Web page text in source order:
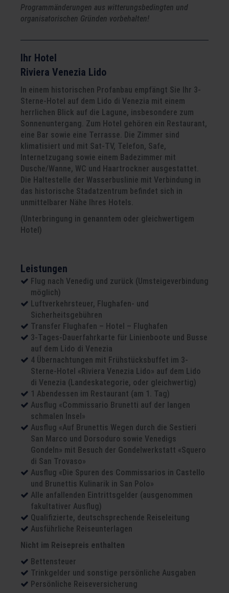
Programmänderungen aus witterungsbedingten und
organisatorischen Gründen vorbehalten!
Ihr Hotel
Riviera Venezia Lido
In einem historischen Profanbau empfängt Sie Ihr 3-
Sterne-Hotel auf dem Lido di Venezia mit einem
herrlichen Blick auf die Lagune, insbesondere zum
Sonnenuntergang. Zum Hotel gehören ein Restaurant,
eine Bar sowie eine Terrasse. Die Zimmer sind
klimatisiert und mit Sat-TV, Telefon, Safe,
Internetzugang sowie einem Badezimmer mit
Dusche/Wanne, WC und Haartrockner ausgestattet.
Die Haltestelle der Wasserbuslinie mit Verbindung in
das historische Stadatzentrum befindet sich in
unmittelbarer Nähe Ihres Hotels.
(Unterbringung in genanntem oder gleichwertigem
Hotel)
Leistungen
Flug nach Venedig und zurück (Umsteigeverbindung
möglich)
Luftverkehrsteuer, Flughafen- und
Sicherheitsgebühren
Transfer Flughafen – Hotel – Flughafen
3-Tages-Dauerfahrkarte für Linienboote und Busse
auf dem Lido di Venezia
4 Übernachtungen mit Frühstücksbuffet im 3-
Sterne-Hotel «Riviera Venezia Lido» auf dem Lido
di Venezia (Landeskategorie, oder gleichwertig)
1 Abendessen im Restaurant (am 1. Tag)
Ausflug «Commissario Brunetti auf der langen
schmalen Insel»
Ausflug «Auf Brunettis Wegen durch die Sestieri
San Marco und Dorsoduro sowie Venedigs
Gondeln» mit Besuch der Gondelwerkstatt «Squero
di San Trovaso»
Ausflug «Die Spuren des Commissarios in Castello
und Brunettis Kulinarik in San Polo»
Alle anfallenden Eintrittsgelder (ausgenommen
fakultativer Ausflug)
Qualifizierte, deutschsprechende Reiseleitung
Ausführliche Reiseunterlagen
Nicht im Reisepreis enthalten
Bettensteuer
Trinkgelder und sonstige persönliche Ausgaben
Persönliche Reiseversicherung